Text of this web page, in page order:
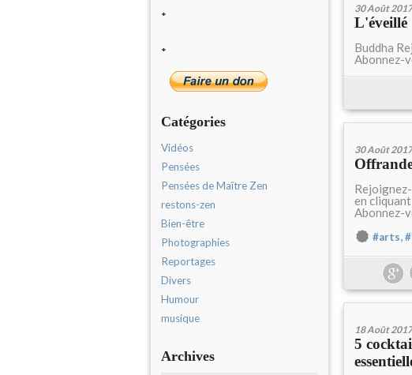
*
*
Catégories
Vidéos
Pensées
Pensées de Maître Zen
restons-zen
Bien-être
Photographies
Reportages
Divers
Humour
musique
Archives
30 Août 2017
L'éveillé
Buddha
Abonnez-
30 Août 2017
en
Abonnez-
#arts,
18 Août 2017
5